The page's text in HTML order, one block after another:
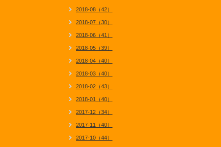
2018-08（42）
2018-07（30）
2018-06（41）
2018-05（39）
2018-04（40）
2018-03（40）
2018-02（43）
2018-01（40）
2017-12（34）
2017-11（40）
2017-10（44）